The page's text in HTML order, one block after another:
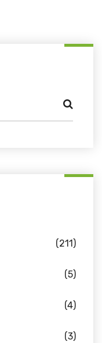
(211)
(5)
(4)
(3)